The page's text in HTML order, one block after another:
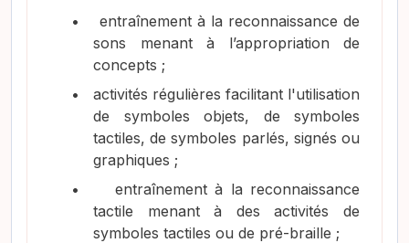
•
entraînement à la reconnaissance de
sons menant à l’appropriation de
concepts ;
•
activités régulières facilitant l'utilisation
de symboles objets, de symboles
tactiles, de symboles parlés, signés ou
graphiques ;
•
entraînement à la reconnaissance
tactile menant à des activités de
symboles tactiles ou de pré-braille ;